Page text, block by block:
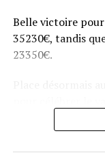
Belle victoire
35230€, tandis
23350€.